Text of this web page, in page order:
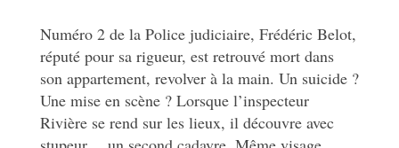
Numéro 2 de la Police judiciaire, Frédéric Belot,
réputé pour sa rigueur, est retrouvé mort dans
son appartement, revolver à la main. Un suicide ?
Une mise en scène ? Lorsque l’inspecteur
Rivière se rend sur les lieux, il découvre avec